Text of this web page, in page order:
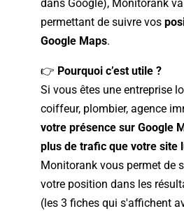
dans Google), Monitorank
permettant de suivre vos
Google Maps.
👉 Pourquoi c’est utile ?
Si vous êtes une entreprise
coiffeur, plombier, agence
votre présence sur Google
plus de trafic que votre site
Monitorank vous permet de
votre position dans les
(les 3 fiches qui s'affichent